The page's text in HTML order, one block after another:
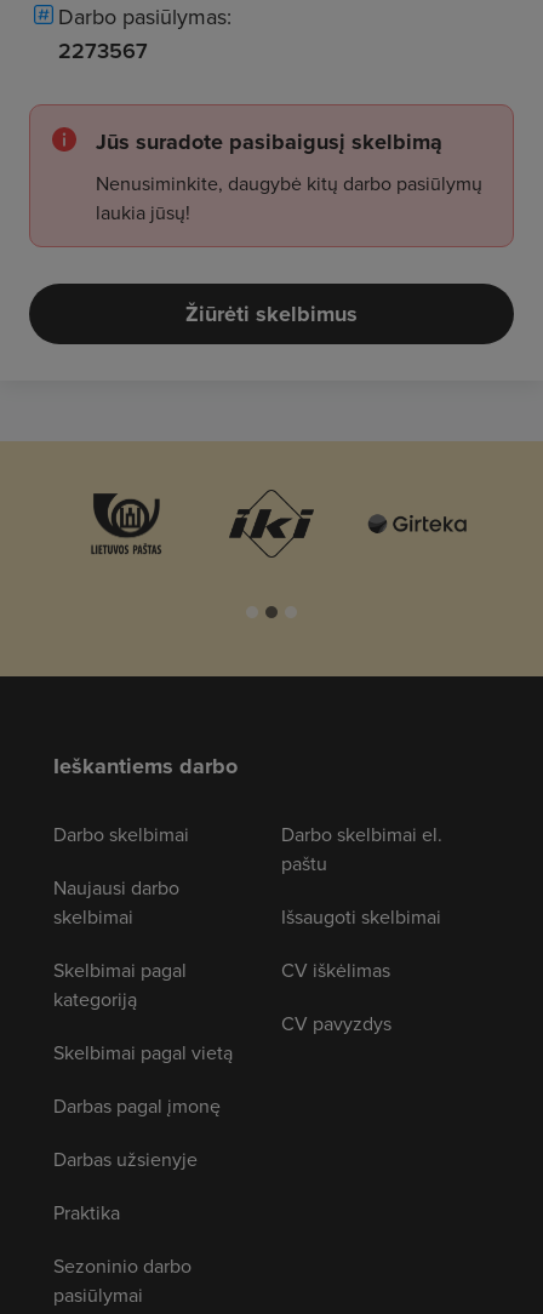
Darbo pasiūlymas:
2273567
Jūs suradote pasibaigusį skelbimą
Nenusiminkite, daugybė kitų darbo pasiūlymų
laukia jūsų!
Žiūrėti skelbimus
Ieškantiems darbo
Darbo skelbimai
Naujausi darbo
skelbimai
Skelbimai pagal
kategoriją
Skelbimai pagal vietą
Darbas pagal įmonę
Darbas užsienyje
Praktika
Sezoninio darbo
pasiūlymai
Darbo skelbimai el.
paštu
Išsaugoti skelbimai
CV iškėlimas
CV pavyzdys